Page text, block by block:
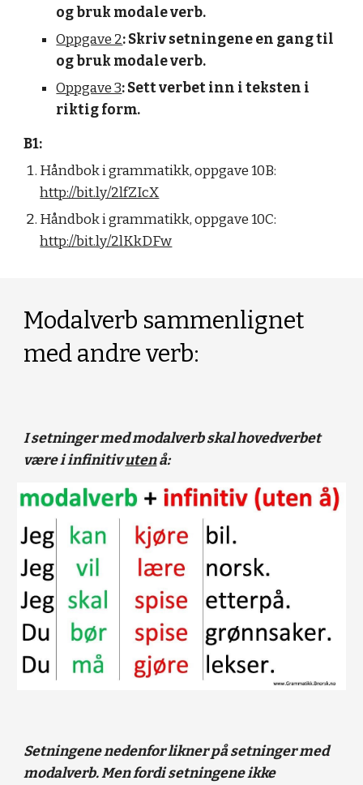
og bruk modale verb.
Oppgave 2: Skriv setningene en gang til
og bruk modale verb.
Oppgave 3: Sett verbet inn i teksten i
riktig form.
B1:
Håndbok i grammatikk, oppgave 10B:
http://bit.ly/2lfZIcX
Håndbok i grammatikk, oppgave 10C:
http://bit.ly/2lKkDFw
Modalverb sammenlignet
med andre verb:
I setninger med modalverb skal hovedverbet
være i infinitivutenå:
Setningene nedenfor likner på setninger med
modalverb. Men fordi setningene ikke